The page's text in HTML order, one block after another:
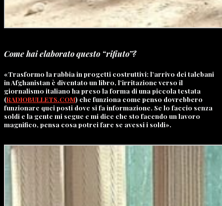
Come hai elaborato questo “rifiuto”?
«Trasformo la rabbia in progetti costruttivi: l’arrivo dei talebani
in Afghanistan è diventato un libro, l’irritazione verso il
giornalismo italiano ha preso la forma di una piccola testata
(RADIOBULLETS.COM) che funziona come penso dovrebbero
funzionare quei posti dove si fa informazione. Se lo faccio senza
soldi e la gente mi segue e mi dice che sto facendo un lavoro
magnifico, pensa cosa potrei fare se avessi i soldi».